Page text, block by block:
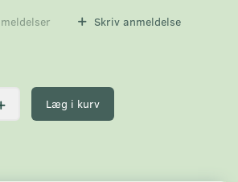
Skriv anmeldelse
Læg i kurv